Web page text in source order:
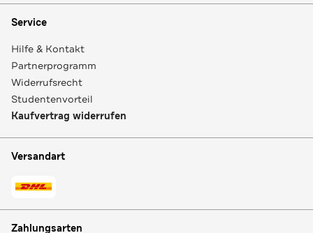
Service
Hilfe & Kontakt
Partnerprogramm
Widerrufsrecht
Studentenvorteil
Kaufvertrag widerrufen
Versandart
Zahlungsarten